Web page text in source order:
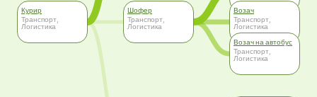
Курир
Транспорт,
Логистика
Шофер
Транспорт,
Логистика
Возач
Транспорт,
Логистика
Возач на автобус
Транспорт,
Логистика